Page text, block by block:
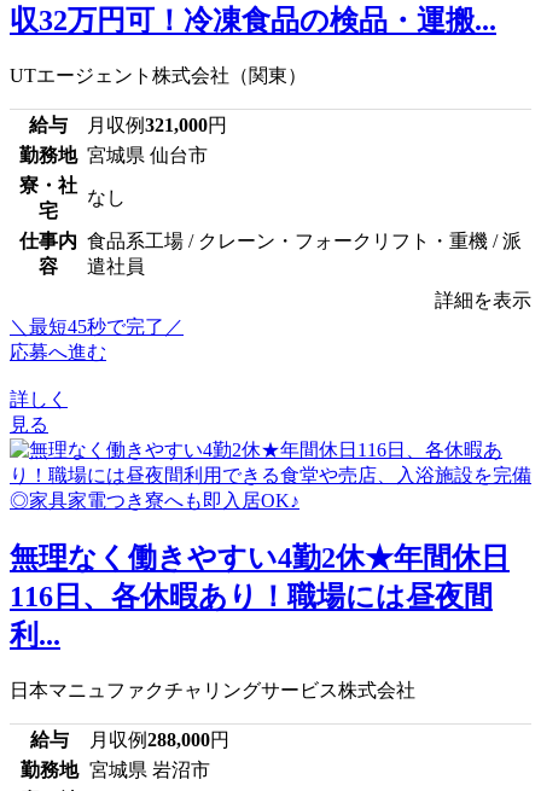
収32万円可！冷凍食品の検品・運搬...
UTエージェント株式会社（関東）
給与 月収例321,000円
勤務地 宮城県 仙台市
寮・社
宅
なし
仕事内
容
食品系工場 / クレーン・フォークリフト・重機 / 派
遣社員
詳細を表示
＼最短45秒で完了／
応募へ進む
詳しく
見る
無理なく働きやすい4勤2休★年間休日
116日、各休暇あり！職場には昼夜間
利...
日本マニュファクチャリングサービス株式会社
給与 月収例288,000円
勤務地 宮城県 岩沼市